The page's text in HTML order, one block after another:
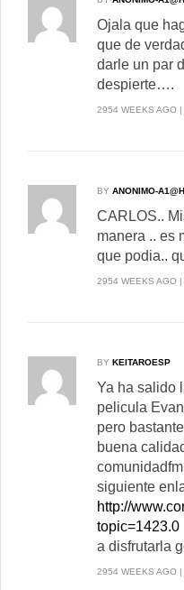
Ojala que
que de
darle un par
despierte….
2954 WEEKS AGO |
BY ANONIMO-
CARLOS..
manera .. es
que podia..
2954 WEEKS AGO |
BY KEITAROESP
Ya ha salido
pelicula
pero
buena
siguiente
http://
topic=1423.0
a disfrutarla
2954 WEEKS AGO |